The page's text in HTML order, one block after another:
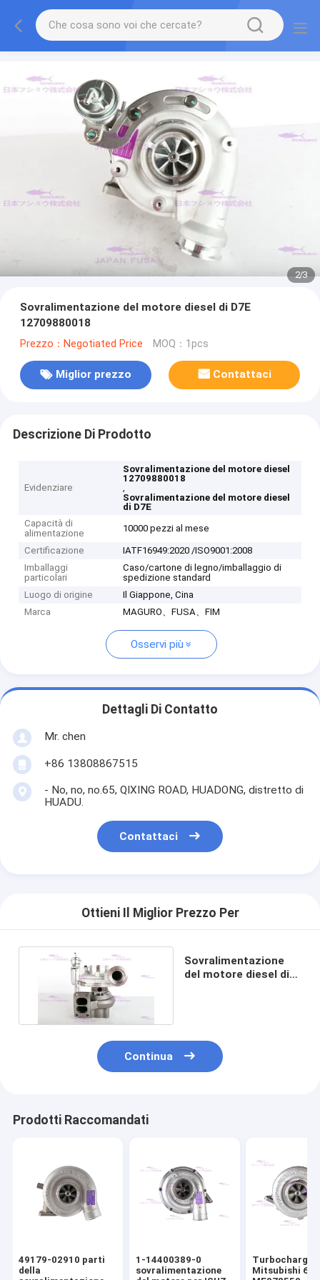
2/3
Sovralimentazione del motore diesel di D7E
12709880018
Prezzo：Negotiated Price MOQ：1pcs
Miglior prezzo Contattaci
Descrizione Di Prodotto
Evidenziare
Sovralimentazione del motore diesel
12709880018
,
Sovralimentazione del motore diesel
di D7E
Capacità di
alimentazione
10000 pezzi al mese
Certificazione
IATF16949:2020 /ISO9001:2008
Imballaggi
particolari
Caso/cartone di legno/imballaggio di
spedizione standard
Luogo di origine
Il Giappone, Cina
Marca
MAGURO、FUSA、FIM
Osservi più
Dettagli Di Contatto
Mr. chen
+86 13808867515
- No, no, no.65, QIXING ROAD, HUADONG, distretto di
HUADU.
Contattaci
Ottieni Il Miglior Prezzo Per
Sovralimentazione
del motore diesel di
Continua
Prodotti Raccomandati
49179-02910 parti
della
1-14400389-0
sovralimentazione
Turbocharger
Mitsubishi